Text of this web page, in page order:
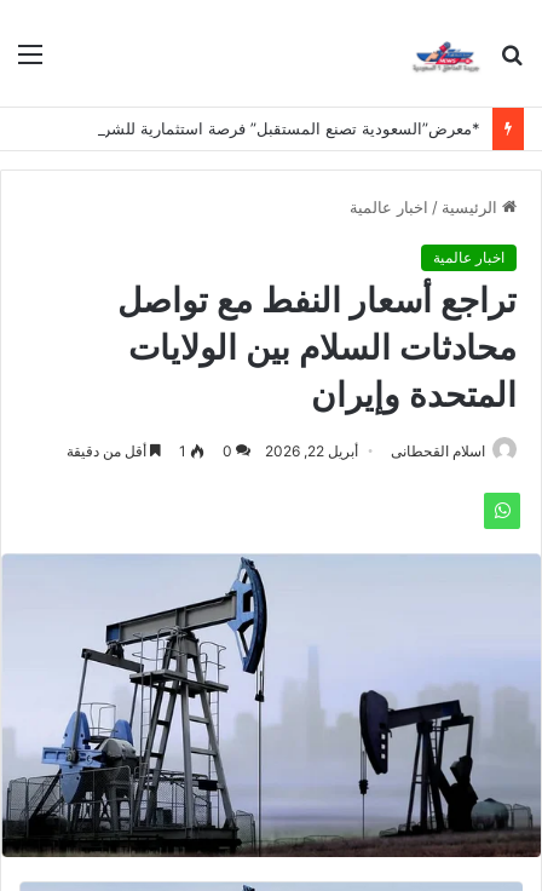
بحث
الرئيسية / اخبار عالمية
اخبار عالمية
تراجع أسعار النفط مع تواصل
محادثات السلام بين الولايات
المتحدة وإيران
اسلام القحطانى أبريل 22, 2026 0
1 أقل من دقيقة